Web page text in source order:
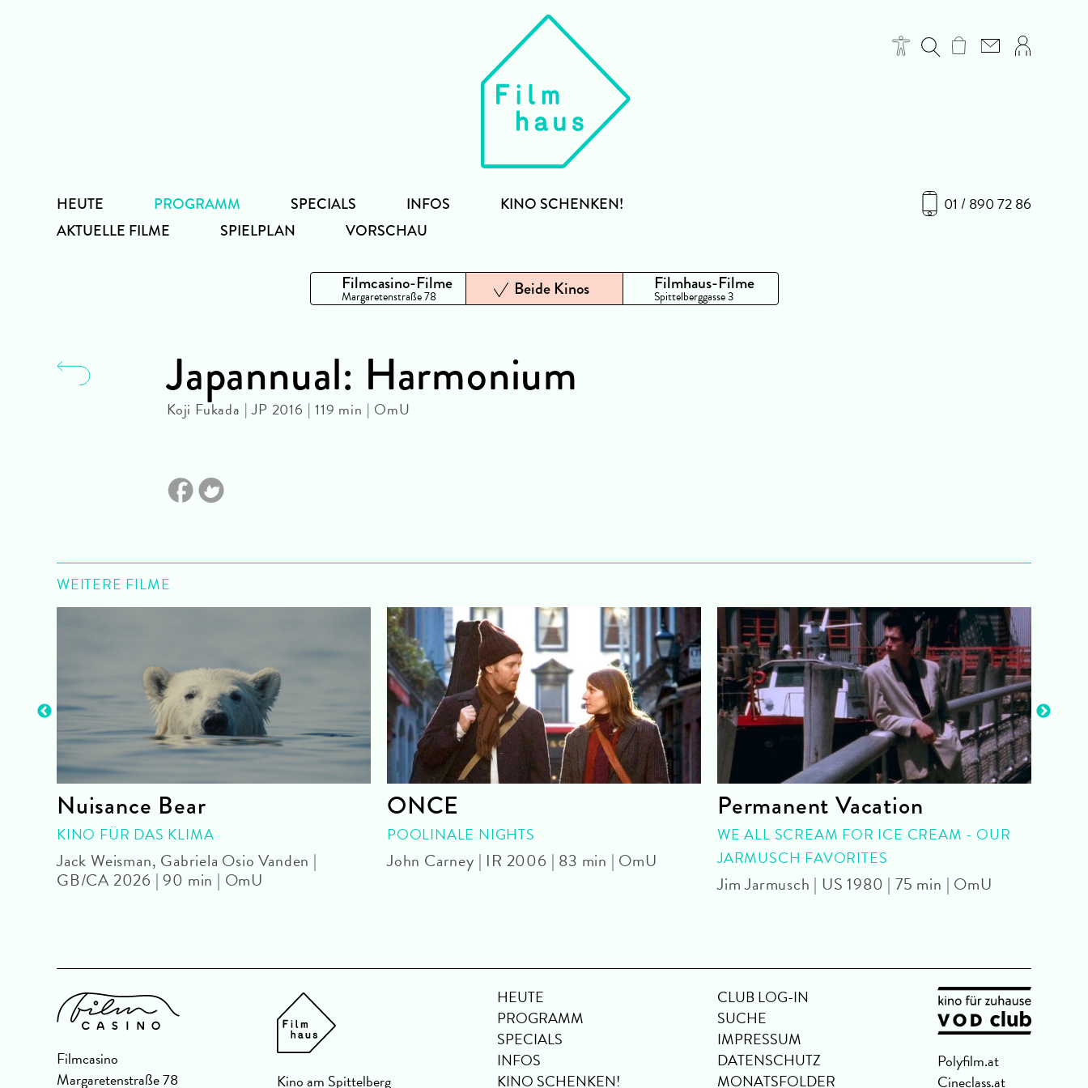
01 / 890 72 86
HEUTE
PROGRAMM
AKTUELLE FILME
SPIELPLAN VORSCHAU
SPECIALS INFOS KINO SCHENKEN!
Filmcasino-Filme
Margaretenstraße 78 Beide Kinos Filmhaus-Filme
Spittelberggasse 3
Japannual: Harmonium
Koji Fukada | JP 2016 | 119 min | OmU
WEITERE FILME
Nuisance Bear
KINO FÜR DAS KLIMA
Jack Weisman, Gabriela Osio Vanden |
GB/CA 2026 | 90 min | OmU
ONCE
POOLINALE NIGHTS
John Carney | IR 2006 | 83 min | OmU
Permanent Vacation
WE ALL SCREAM FOR ICE CREAM - OUR
JARMUSCH FAVORITES
Jim Jarmusch | US 1980 | 75 min | OmU
Filmcasino
Margaretenstraße 78
Kino am Spittelberg
HEUTE
PROGRAMM
SPECIALS
INFOS
KINO SCHENKEN!
CLUB LOG-IN
SUCHE
IMPRESSUM
DATENSCHUTZ
MONATSFOLDER
Polyfilm.at
Cineclass.at